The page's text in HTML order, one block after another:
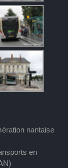
nantaise
en